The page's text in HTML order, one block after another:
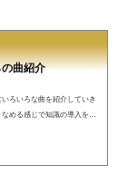
曲紹介
ろいろな曲を紹介していき
める感じで知識の導入を説